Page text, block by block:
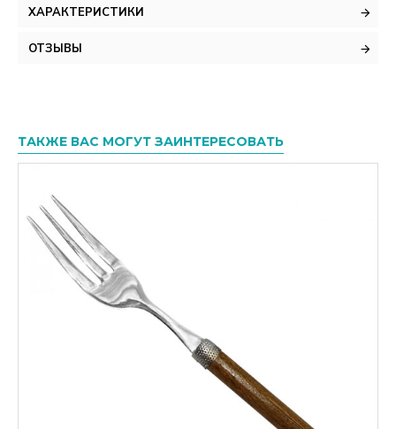
ХАРАКТЕРИСТИКИ
ОТЗЫВЫ
ТАКЖЕ ВАС МОГУТ ЗАИНТЕРЕСОВАТЬ